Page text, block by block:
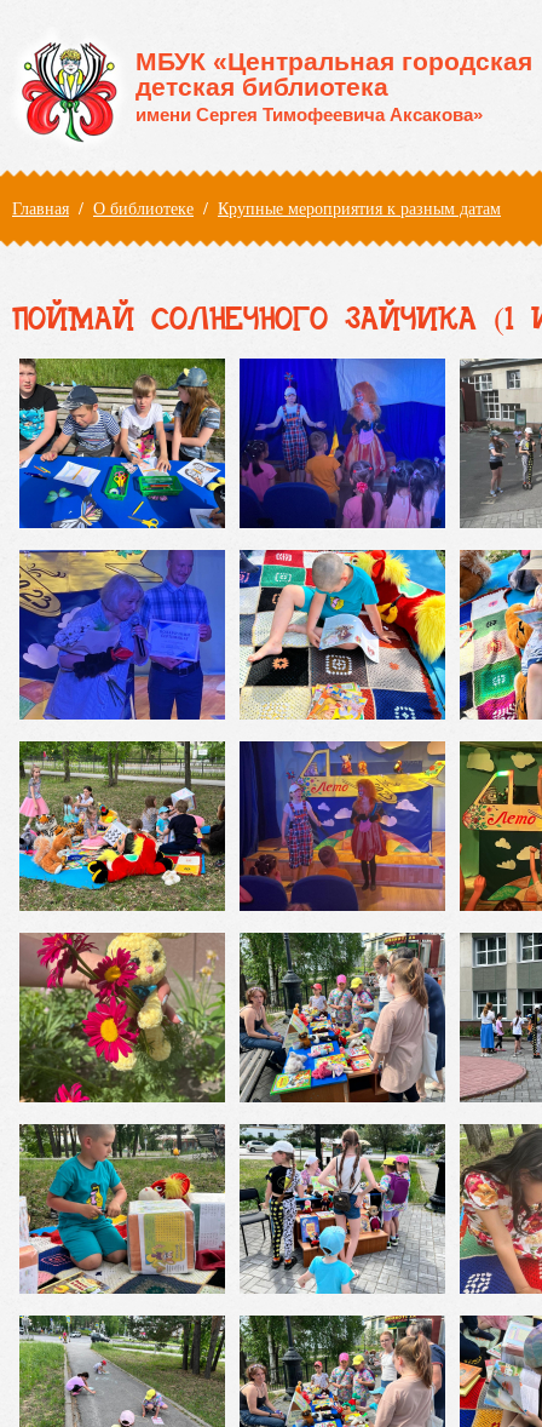
МБУК «Центральная городская
детская библиотека
имени Сергея Тимофеевича Аксакова»
Вы здесь
Главная / О библиотеке / Крупные мероприятия к разным датам
ПОЙМАЙ СОЛНЕЧНОГО ЗАЙЧИКА (1